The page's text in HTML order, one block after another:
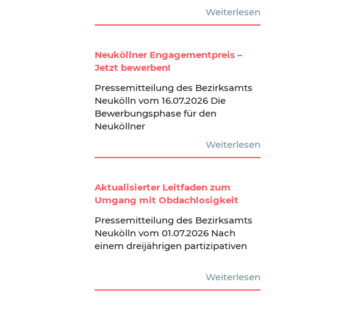
Weiterlesen
Neuköllner Engagementpreis –
Jetzt bewerben!
Pressemitteilung des Bezirksamts
Neukölln vom 16.07.2026 Die
Bewerbungsphase für den
Neuköllner
Weiterlesen
Aktualisierter Leitfaden zum
Umgang mit Obdachlosigkeit
Pressemitteilung des Bezirksamts
Neukölln vom 01.07.2026 Nach
einem dreijährigen partizipativen
Weiterlesen